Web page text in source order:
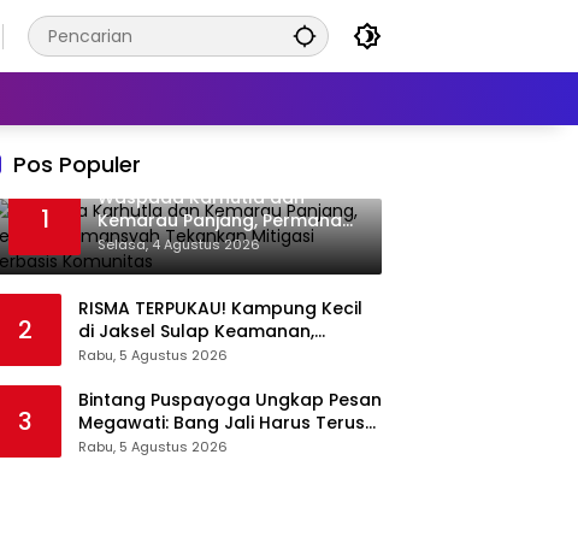
Pos Populer
1
Waspada Karhutla dan
Kemarau Panjang, Permana
Irmansyah Tekankan Mitigasi
Berbasis Komunitas
Selasa, 4 Agustus 2026
2
RISMA TERPUKAU! Kampung Kecil
di Jaksel Sulap Keamanan,
Sampah, hingga Ketahanan
Rabu, 5 Agustus 2026
3
Bintang Puspayoga Ungkap Pesan
Megawati: Bang Jali Harus Terus
Dipantau dan Dikembangkan
Rabu, 5 Agustus 2026